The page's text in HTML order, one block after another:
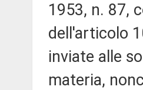
1953, n. 87,
dell'articolo
inviate alle
materia,